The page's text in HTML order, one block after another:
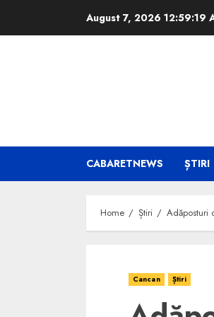
August 7, 2026 12:59:20
CABARETNEWS ȘTIRI
Home Știri Adăposturi
Cancan Știri